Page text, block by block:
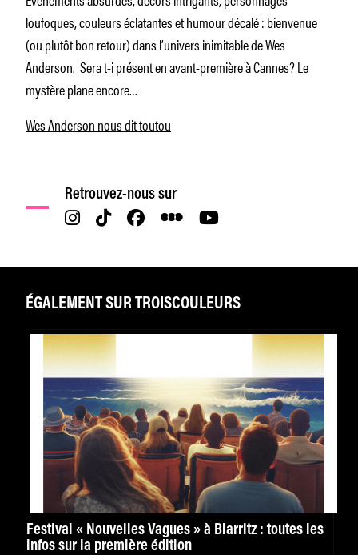
loufoques, couleurs éclatantes et humour décalé : bienvenue
(ou plutôt bon retour) dans l’univers inimitable de Wes
Anderson. Sera t-i présent en avant-première à Cannes? Le
mystère plane encore…
Wes Anderson nous dit toutou
Retrouvez-nous sur
ÉGALEMENT SUR TROISCOULEURS
Festival « Nouvelles Vagues » à Biarritz : toutes les
infos sur la première édition